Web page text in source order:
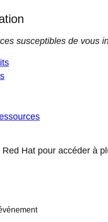
susceptibles de vous
Hat pour accéder à